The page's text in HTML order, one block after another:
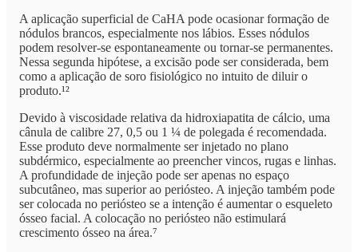
A aplicação superficial de CaHA pode ocasionar formação de
nódulos brancos, especialmente nos lábios. Esses nódulos
podem resolver-se espontaneamente ou tornar-se permanentes.
Nessa segunda hipótese, a excisão pode ser considerada, bem
como a aplicação de soro fisiológico no intuito de diluir o
produto.¹²
Devido à viscosidade relativa da hidroxiapatita de cálcio, uma
cânula de calibre 27, 0,5 ou 1 ¼ de polegada é recomendada.
Esse produto deve normalmente ser injetado no plano
subdérmico, especialmente ao preencher vincos, rugas e linhas.
A profundidade de injeção pode ser apenas no espaço
subcutâneo, mas superior ao periósteo. A injeção também pode
ser colocada no periósteo se a intenção é aumentar o esqueleto
ósseo facial. A colocação no periósteo não estimulará
crescimento ósseo na área.⁷